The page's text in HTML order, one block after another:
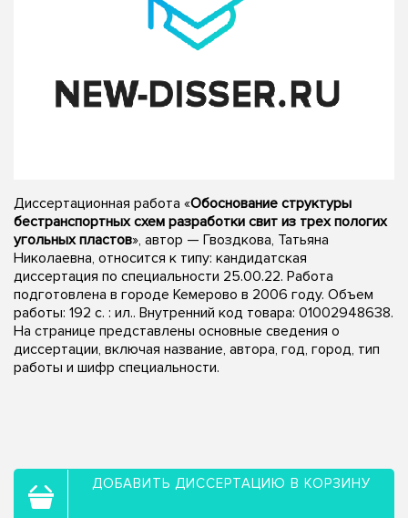
Диссертационная работа «Обоснование структуры
бестранспортных схем разработки свит из трех пологих
угольных пластов», автор — Гвоздкова, Татьяна
Николаевна, относится к типу: кандидатская
диссертация по специальности 25.00.22. Работа
подготовлена в городе Кемерово в 2006 году. Объем
работы: 192 с. : ил.. Внутренний код товара: 01002948638.
На странице представлены основные сведения о
диссертации, включая название, автора, год, город, тип
работы и шифр специальности.
ДОБАВИТЬ ДИССЕРТАЦИЮ В КОРЗИНУ